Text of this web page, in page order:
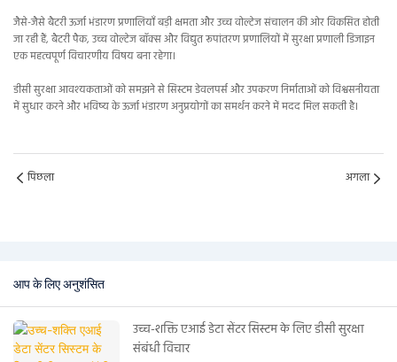
जैसे-जैसे बैटरी ऊर्जा भंडारण प्रणालियाँ बड़ी क्षमता और उच्च वोल्टेज संचालन की ओर विकसित होती
जा रही हैं, बैटरी पैक, उच्च वोल्टेज बॉक्स और विद्युत रूपांतरण प्रणालियों में सुरक्षा प्रणाली डिजाइन
एक महत्वपूर्ण विचारणीय विषय बना रहेगा।
डीसी सुरक्षा आवश्यकताओं को समझने से सिस्टम डेवलपर्स और उपकरण निर्माताओं को विश्वसनीयता
में सुधार करने और भविष्य के ऊर्जा भंडारण अनुप्रयोगों का समर्थन करने में मदद मिल सकती है।
पिछला अगला
आप के लिए अनुशंसित
उच्च-शक्ति एआई डेटा सेंटर सिस्टम के लिए डीसी सुरक्षा
संबंधी विचार